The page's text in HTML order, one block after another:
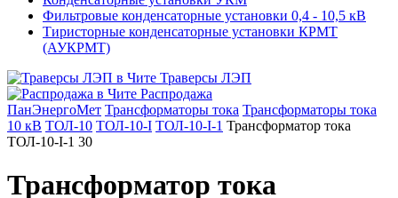
Фильтровые конденсаторные установки 0,4 - 10,5 кВ
Тиристорные конденсаторные установки КРМТ
(АУКРМТ)
Траверсы ЛЭП
Распродажа
ПанЭнергоМет Трансформаторы тока Трансформаторы тока
10 кВ ТОЛ-10 ТОЛ-10-I ТОЛ-10-I-1 Трансформатор тока
ТОЛ-10-I-1 30
Трансформатор тока